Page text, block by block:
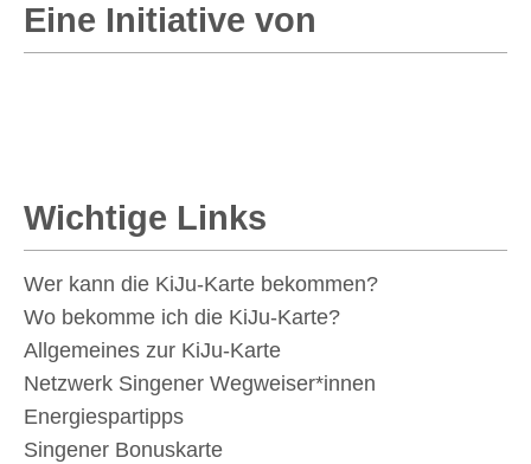
Eine Initiative von
Wichtige Links
Wer kann die KiJu-Karte bekommen?
Wo bekomme ich die KiJu-Karte?
Allgemeines zur KiJu-Karte
Netzwerk Singener Wegweiser*innen
Energiespartipps
Singener Bonuskarte